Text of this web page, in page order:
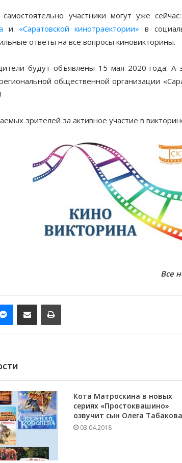
участники могут уже
и «Саратовской кинотраектории» в
ответы на все вопросы киновикторины.
будут объявлены 15 мая 2020 года. А
общественной организации
зрителей за активное участие в
Все
Кота Матроскина в новых
сериях «Простоквашино»
озвучит сын Олега Табакова
03.04.2018